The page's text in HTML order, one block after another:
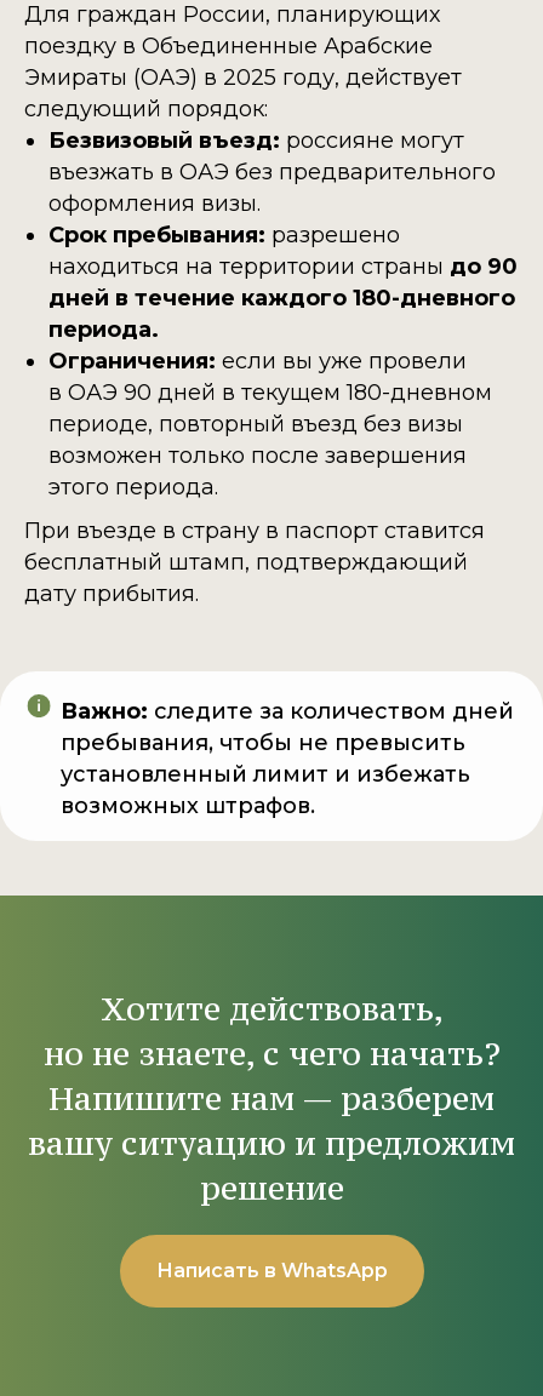
Для граждан России, планирующих
поездку в Объединенные Арабские
Эмираты (ОАЭ) в 2025 году, действует
следующий порядок:
Безвизовый въезд: россияне могут
въезжать в ОАЭ без предварительного
оформления визы. ​
Срок пребывания: разрешено
находиться на территории страны до 90
дней в течение каждого 180-дневного
периода.
Ограничения: если вы уже провели
в ОАЭ 90 дней в текущем 180-дневном
периоде, повторный въезд без визы
возможен только после завершения
этого периода. ​
При въезде в страну в паспорт ставится
бесплатный штамп, подтверждающий
дату прибытия.
Важно: следите за количеством дней
пребывания, чтобы не превысить
установленный лимит и избежать
возможных штрафов.
Хотите действовать,
но не знаете, с чего начать?
Напишите нам — разберем
вашу ситуацию и предложим
решение
Написать в WhatsApp